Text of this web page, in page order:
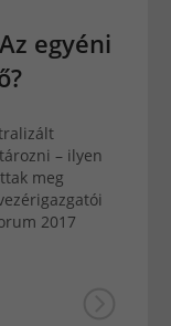
egyéni
– ilyen
meg
2017